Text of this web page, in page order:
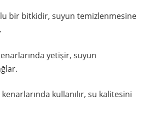
bir bitkidir, suyun temizlenmesine
yetişir, suyun
kullanılır, su kalitesini